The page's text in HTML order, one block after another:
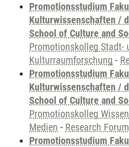
Promotionsstudium
Kulturwissenschaften /
School of Culture and
Promotionskolleg Stadt-
Kulturraumforschung -
Promotionsstudium
Kulturwissenschaften /
School of Culture and
Promotionskolleg
Medien - Research
Promotionsstudium